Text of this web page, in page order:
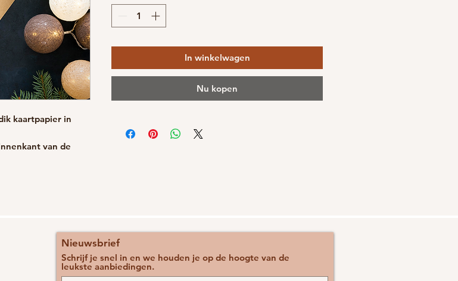
kaartpapier in
van de
In winkelwagen
Nu kopen
Nieuwsbrief
Schrijf je snel in en we houden je op de hoogte van de
leukste aanbiedingen.